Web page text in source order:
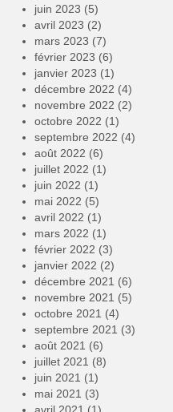
juin 2023 (5)
avril 2023 (2)
mars 2023 (7)
février 2023 (6)
janvier 2023 (1)
décembre 2022 (4)
novembre 2022 (2)
octobre 2022 (1)
septembre 2022 (4)
août 2022 (6)
juillet 2022 (1)
juin 2022 (1)
mai 2022 (5)
avril 2022 (1)
mars 2022 (1)
février 2022 (3)
janvier 2022 (2)
décembre 2021 (6)
novembre 2021 (5)
octobre 2021 (4)
septembre 2021 (3)
août 2021 (6)
juillet 2021 (8)
juin 2021 (1)
mai 2021 (3)